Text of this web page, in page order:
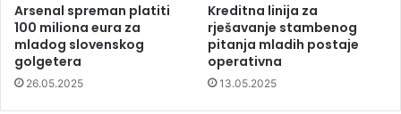
Arsenal spreman platiti
100 miliona eura za
mladog slovenskog
golgetera
26.05.2025
Kreditna linija za
rješavanje stambenog
pitanja mladih postaje
operativna
13.05.2025